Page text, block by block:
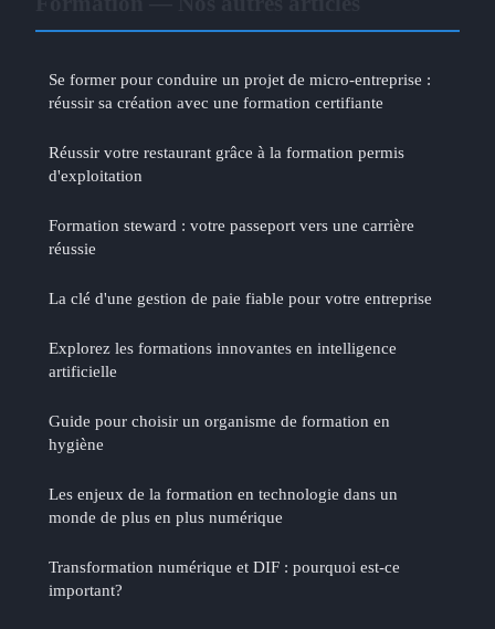
Se former pour conduire un projet de micro-entreprise :
réussir sa création avec une formation certifiante
Réussir votre restaurant grâce à la formation permis
d'exploitation
Formation steward : votre passeport vers une carrière
réussie
La clé d'une gestion de paie fiable pour votre entreprise
Explorez les formations innovantes en intelligence
artificielle
Guide pour choisir un organisme de formation en
hygiène
Les enjeux de la formation en technologie dans un
monde de plus en plus numérique
Transformation numérique et DIF : pourquoi est-ce
important?